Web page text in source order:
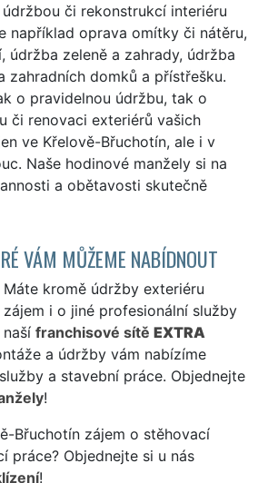
či rekonstrukcí interiéru
například oprava omítky či nátěru,
údržba zeleně a zahrady, údržba
zahradních domků a přístřešku.
o pravidelnou údržbu, tak o
či renovaci exteriérů vašich
ve Křelově-Břuchotín, ale i v
Naše hodinové manžely si na
a obětavosti skutečně
VÁM MŮŽEME NABÍDNOUT
Máte kromě údržby exteriéru
zájem i o jiné profesionální služby
naší franchisové sítě EXTRA
a údržby vám nabízíme
a stavební práce. Objednejte
!
Břuchotín zájem o stěhovací
práce? Objednejte si u nás
!